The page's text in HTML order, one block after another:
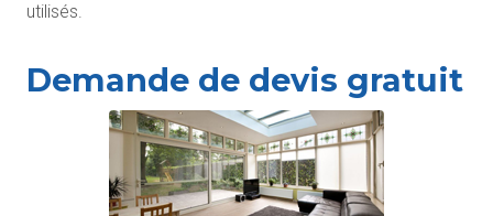
utilisés.
Demande de devis gratuit